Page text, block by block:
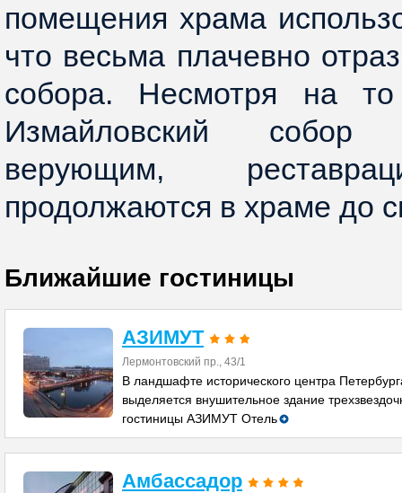
помещения храма
что весьма плачевно
собора. Несмотря на
Измайловский
верующим,
продолжаются в храме до
Ближайшие гостиницы
АЗИМУТ
Лермонтовский пр., 43/1
В ландшафте исторического центра
выделяется внушительное здание
гостиницы АЗИМУТ Отель
Амбассадор